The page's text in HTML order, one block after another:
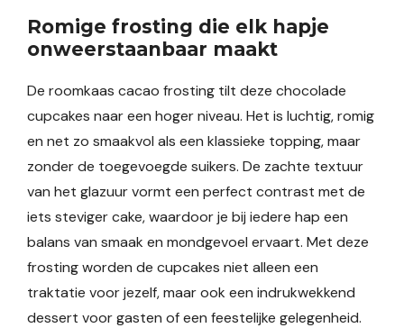
Romige frosting die elk hapje
onweerstaanbaar maakt
De roomkaas cacao frosting tilt deze chocolade
cupcakes naar een hoger niveau. Het is luchtig, romig
en net zo smaakvol als een klassieke topping, maar
zonder de toegevoegde suikers. De zachte textuur
van het glazuur vormt een perfect contrast met de
iets steviger cake, waardoor je bij iedere hap een
balans van smaak en mondgevoel ervaart. Met deze
frosting worden de cupcakes niet alleen een
traktatie voor jezelf, maar ook een indrukwekkend
dessert voor gasten of een feestelijke gelegenheid.